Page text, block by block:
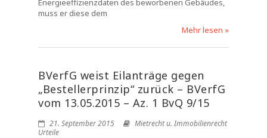
Energieeffizienzdaten des beworbenen Gebäudes,
muss er diese dem
Mehr lesen »
BVerfG weist Eilanträge gegen
„Bestellerprinzip“ zurück – BVerfG
vom 13.05.2015 – Az. 1 BvQ 9/15
21. September 2015
Mietrecht u. Immobilienrecht
Urteile